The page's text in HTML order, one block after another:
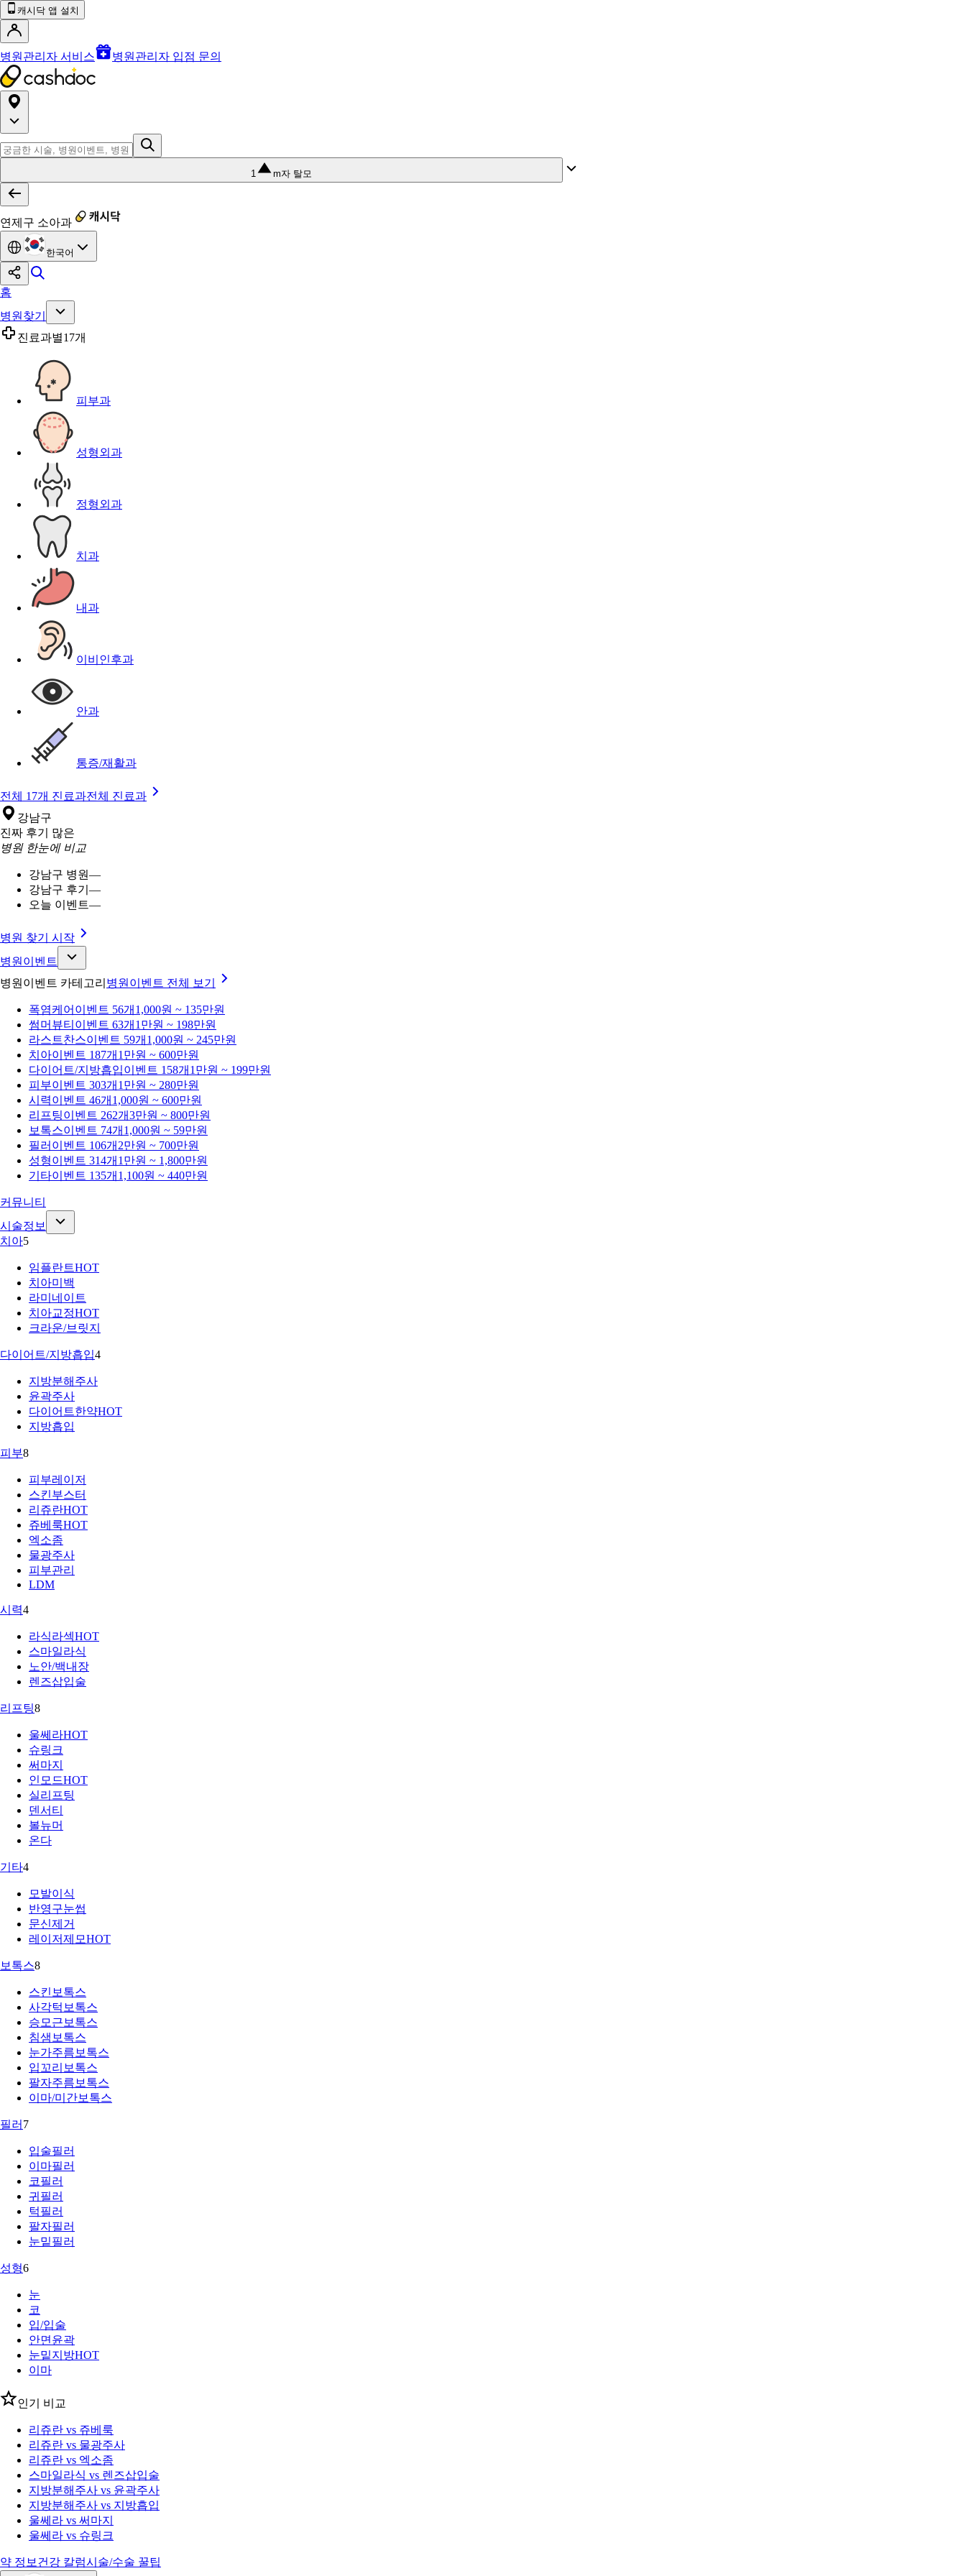
캐시닥 앱 설치
병원관리자 서비스 병원관리자 입점 문의
1 m자 탈모
연제구 소아과
한국어
홈
병원찾기
진료과별17개
피부과
성형외과
정형외과
치과
내과
이비인후과
안과
통증/재활과
전체 17개 진료과전체 진료과
강남구
진짜 후기 많은
병원 한눈에 비교
강남구 병원—
강남구 후기 —
오늘 이벤트—
병원 찾기 시작
병원이벤트
병원이벤트 카테고리 병원이벤트 전체 보기
폭염케어 이벤트 56개 1,000원 ~ 135만원
썸머뷰티 이벤트 63개 1만원 ~ 198만원
라스트찬스이벤트 59개 1,000원 ~ 245만원
치아이벤트 187개 1만원 ~ 600만원
다이어트/지방흡입이벤트 158개 1만원 ~ 199만원
피부이벤트 303개 1만원 ~ 280만원
시력이벤트 46개 1,000원 ~ 600만원
리프팅이벤트 262개3만원 ~ 800만원
보톡스이벤트 74개 1,000원 ~ 59만원
필러 이벤트 106개 2만원 ~ 700만원
성형이벤트 314개 1만원 ~ 1,800만원
기타이벤트 135개 1,100원 ~ 440만원
커뮤니티
시술정보
치아5
임플란트HOT
치아미백
라미네이트
치아교정HOT
크라운/브릿지
다이어트/지방흡입4
지방분해주사
윤곽주사
다이어트한약HOT
지방흡입
피부8
피부레이저
스킨부스터
리쥬란HOT
쥬베룩HOT
엑소좀
물광주사
피부관리
LDM
시력4
라식라섹HOT
스마일라식
노안/백내장
렌즈삽입술
리프팅8
울쎄라HOT
슈링크
써마지
인모드HOT
실리프팅
덴서티
볼뉴머
온다
기타4
모발이식
반영구눈썹
문신제거
레이저제모HOT
보톡스8
스킨보톡스
사각턱보톡스
승모근보톡스
침샘보톡스
눈가주름보톡스
입꼬리보톡스
팔자주름보톡스
이마/미간보톡스
필러 7
입술필러
이마필러
코필러
귀필러
턱필러
팔자필러
눈밑필러
성형6
눈
코
입/입술
안면윤곽
눈밑지방HOT
이마
인기 비교
리쥬란 vs 쥬베룩
리쥬란 vs 물광주사
리쥬란 vs 엑소좀
스마일라식 vs 렌즈삽입술
지방분해주사 vs 윤곽주사
지방분해주사 vs 지방흡입
울쎄라 vs 써마지
울쎄라 vs 슈링크
약 정보 건강 칼럼시술/수술 꿀팁